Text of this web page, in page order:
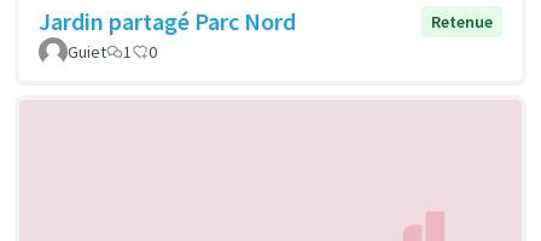
Jardin partagé Parc Nord
Retenue
Guiet
1 0